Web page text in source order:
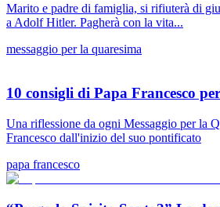
Marito e padre di famiglia, si rifiuterà di
a Adolf Hitler. Pagherà con la vita...
messaggio per la quaresima
10 consigli di Papa Francesco
Una riflessione da ogni Messaggio per la
Francesco dall'inizio del suo pontificato
papa francesco